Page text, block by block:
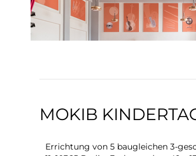
MOKIB
Errichtung von 5 baugleichen 3-